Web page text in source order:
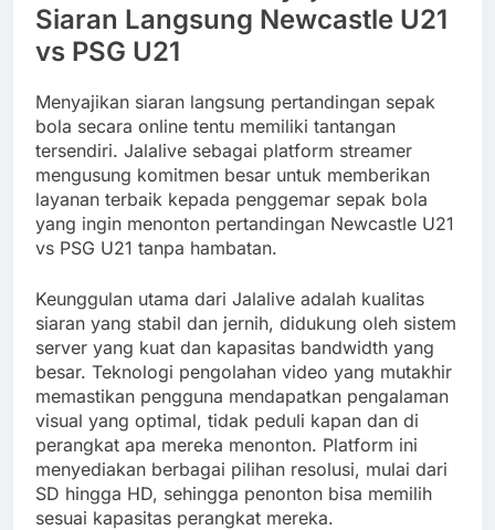
Siaran Langsung Newcastle U21
vs PSG U21
Menyajikan siaran langsung pertandingan sepak
bola secara online tentu memiliki tantangan
tersendiri. Jalalive sebagai platform streamer
mengusung komitmen besar untuk memberikan
layanan terbaik kepada penggemar sepak bola
yang ingin menonton pertandingan Newcastle U21
vs PSG U21 tanpa hambatan.
Keunggulan utama dari Jalalive adalah kualitas
siaran yang stabil dan jernih, didukung oleh sistem
server yang kuat dan kapasitas bandwidth yang
besar. Teknologi pengolahan video yang mutakhir
memastikan pengguna mendapatkan pengalaman
visual yang optimal, tidak peduli kapan dan di
perangkat apa mereka menonton. Platform ini
menyediakan berbagai pilihan resolusi, mulai dari
SD hingga HD, sehingga penonton bisa memilih
sesuai kapasitas perangkat mereka.